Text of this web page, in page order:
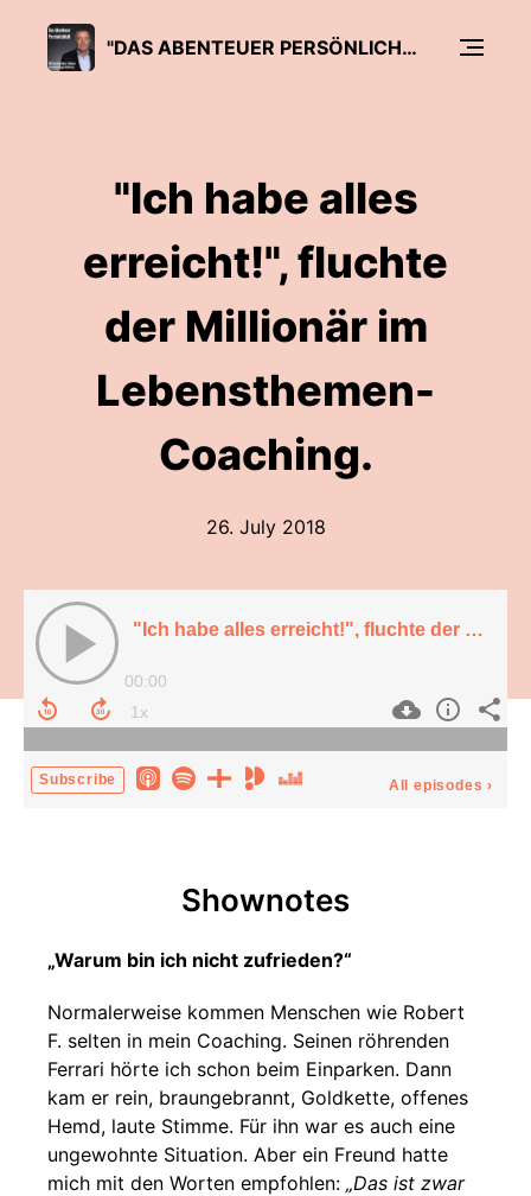
"DAS ABENTEUER PERSÖNLICHKEIT" VON ROLAND KOPP-WICHMANN
"Ich habe alles
erreicht!", fluchte
der Millionär im
Lebensthemen-
Coaching.
26. July 2018
"Ich habe alles erreicht!", fluchte der Millionär im Lebensthemen-Coaching.
00:00
Subscribe All episodes ›
Shownotes
„Warum bin ich nicht zufrieden?“
Normalerweise kommen Menschen wie Robert
F. selten in mein Coaching. Seinen röhrenden
Ferrari hörte ich schon beim Einparken. Dann
kam er rein, braungebrannt, Goldkette, offenes
Hemd, laute Stimme. Für ihn war es auch eine
ungewohnte Situation. Aber ein Freund hatte
mich mit den Worten empfohlen: „Das ist zwar